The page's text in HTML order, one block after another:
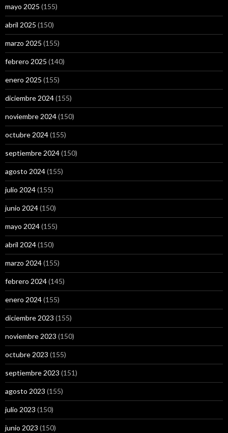
mayo 2025 (155)
abril 2025 (150)
marzo 2025 (155)
febrero 2025 (140)
enero 2025 (155)
diciembre 2024(155)
noviembre 2024(150)
octubre 2024(155)
septiembre 2024(150)
agosto 2024(155)
julio 2024(155)
junio 2024(150)
mayo 2024(155)
abril 2024(150)
marzo 2024(155)
febrero 2024(145)
enero 2024(155)
diciembre 2023 (155)
noviembre 2023 (150)
octubre 2023 (155)
septiembre 2023 (151)
agosto 2023 (155)
julio 2023 (150)
junio 2023 (150)